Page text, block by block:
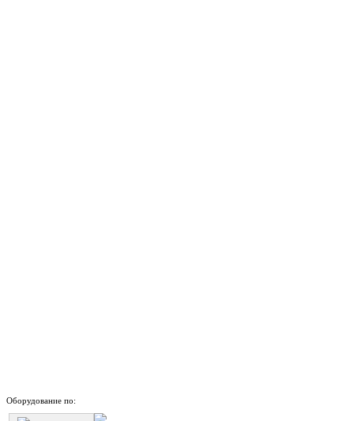
Оборудование по: